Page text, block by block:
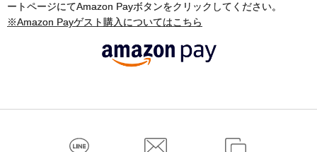
ートページにてAmazon Payボタンをクリックしてください。
※Amazon Payゲスト購入についてはこちら